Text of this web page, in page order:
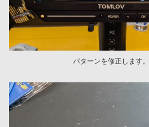
パターンを修正します。